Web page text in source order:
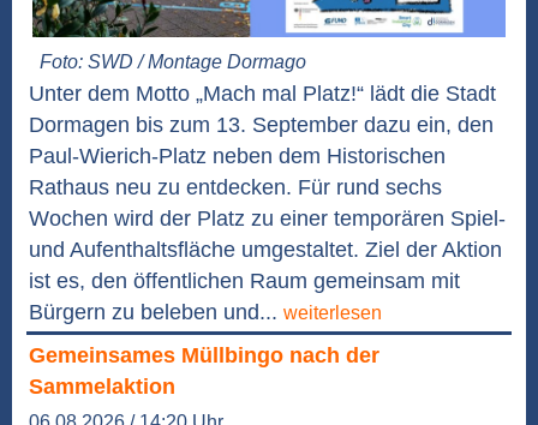
Foto: SWD / Montage Dormago
Unter dem Motto „Mach mal Platz!“ lädt die Stadt
Dormagen bis zum 13. September dazu ein, den
Paul-Wierich-Platz neben dem Historischen
Rathaus neu zu entdecken. Für rund sechs
Wochen wird der Platz zu einer temporären Spiel-
und Aufenthaltsfläche umgestaltet. Ziel der Aktion
ist es, den öffentlichen Raum gemeinsam mit
Bürgern zu beleben und... weiterlesen
Gemeinsames Müllbingo nach der
Sammelaktion